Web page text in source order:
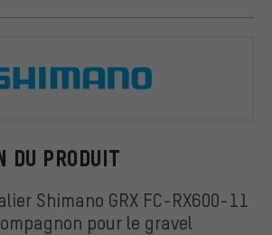
DU PRODUIT
Shimano GRX FC-RX600-11
pour le gravel
Shimano